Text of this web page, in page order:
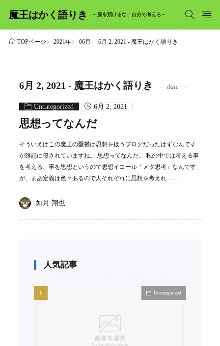
魔王はかく語りき ～脳を預けるな、自分で考えろ～
TOPページ 2021年 06月 6月 2, 2021 - 魔王はかく語りき
6月 2, 2021 - 魔王はかく語りき date
Uncategorized 6月 2, 2021
思想ってなんだ
そういえばこの魔王の憂鬱は思想を扱うブログだったはずなんです
が雑記に侵されていますね。 思想ってなんだ。 私の中では考える事
を考える、事を思想というので思想イコール「メタ思考」なんです
が、まあ定義は色々あるので人それぞれに思想を考えれ……
如月 翔也
人気記事
Uncategorized